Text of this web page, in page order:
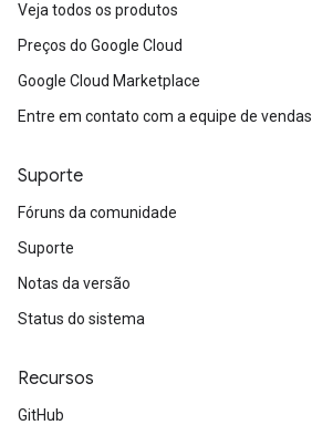
Veja todos os produtos
Preços do Google Cloud
Google Cloud Marketplace
Entre em contato com a equipe de vendas.
Suporte
Fóruns da comunidade
Suporte
Notas da versão
Status do sistema
Recursos
GitHub